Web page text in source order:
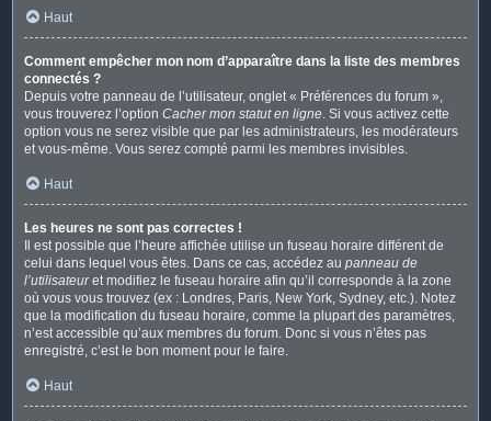
Haut
Comment empêcher mon nom d’apparaître dans la liste des membres
connectés ?
Depuis votre panneau de l’utilisateur, onglet « Préférences du forum »,
vous trouverez l’option Cacher mon statut en ligne. Si vous activez cette
option vous ne serez visible que par les administrateurs, les modérateurs
et vous-même. Vous serez compté parmi les membres invisibles.
Haut
Les heures ne sont pas correctes !
Il est possible que l’heure affichée utilise un fuseau horaire différent de
celui dans lequel vous êtes. Dans ce cas, accédez au panneau de
l’utilisateuret modifiez le fuseau horaire afin qu’il corresponde à la zone
où vous vous trouvez (ex : Londres, Paris, New York, Sydney, etc.). Notez
que la modification du fuseau horaire, comme la plupart des paramètres,
n’est accessible qu’aux membres du forum. Donc si vous n’êtes pas
enregistré, c’est le bon moment pour le faire.
Haut